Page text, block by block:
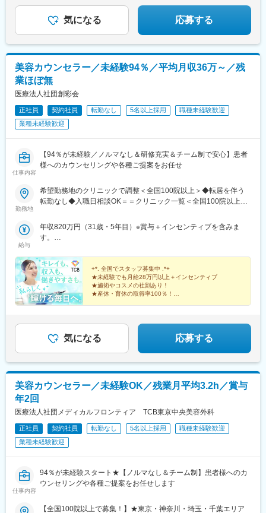
きます。働きながら自身も美しくなることができる環境です！
・あなたの奨学金返済を会社が8割負担してくれます！お給料を自
身の好きなことに使えると社員に好評の制度です！
煙対策】屋内原則禁煙
前駅、江坂駅、心斎橋駅、京都駅、烏丸駅、三ノ宮駅、姫路駅、
近鉄奈良駅、和歌山駅、草津駅(滋賀県)、徳山駅、立町駅、福山
駅、県庁前駅(沖縄県)、新宿西口駅、新宿駅(東京メトロ)、学習院
下駅、東池袋駅、日比谷駅、銀座駅、岩本町駅、立川駅、京王八
王子駅、高輪台駅、奥沢駅、神奈川駅、平沼橋駅、京急川崎駅、
石上駅、新越谷駅、宇都宮駅東口駅、新千葉駅、栄町駅(千葉県)、
船橋駅、札幌駅、仙台駅(地下鉄)、曽根田駅、栄駅(愛知県)、名古
屋駅、西高蔵駅、新豊田駅、新豊橋駅、岐阜駅、新静岡駅、浜松
駅、三島田町駅、市役所前駅(長野県)、金沢駅、あすなろう四日市
阿部野橋駅、四ツ橋駅、七条駅、四条駅(京都市営)、三宮駅(神戸
新交通)、山陽姫路駅、田中口駅、八丁堀駅(広島県)、高松築港
県)、東比恵駅、鹿児島中央駅、水道町駅、五島町駅、旭橋駅、西
早稲田駅、末広町駅(東京都)、立川南駅、高輪ゲートウェイ駅、九
り駅、三島駅、七ツ屋駅、富山駅、福井城址大名町駅、なんば駅
(南海線)、大阪駅、天王寺駅、西大橋駅、五条駅(京都市営)、京都
駅、はりまや橋駅、旦過駅、高見橋駅、熊本城・市役所前駅、長
崎駅(長崎県)、美栄橋駅
気になる 応募する
美容カウンセラー／未経験94％／平均月収36万～／残
業ほぼ無
医療法人社団創彩会
正社員 契約社員 転勤なし 5名以上採用
職種未経験歓迎
業種未経験歓迎
仕事内容
【94％が未経験／ノルマなし＆研修充実＆チーム制で安心】患者
様へのカウンセリングや各種ご提案をお任せ
勤務地
希望勤務地のクリニックで調整＜全国100院以上＞◆転居を伴う
転勤なし◆入職日相談OK＝＝クリニック一覧＜全国100院以上展
岡院、秋田院、山形院、仙台駅前院、福島院、郡山院など【関
東】新宿東口院、池袋駅前院、品川院、秋葉原院、町田院、八王
院、水戸院、つくば院、宇都宮院、高崎院、前橋院など【中部】
名古屋栄院、岐阜院、静岡院、浜松院、三島院、新潟院、金沢
院、福井院、富山院、長野院、松本院、山梨甲府駅前院など【近
畿】大阪駅前院、天王寺院、京都駅前院、奈良院、姫路院、神戸
院、和歌山院、四日市院など【中四国】広島院、福山院、松山
院、高松院、高知院、徳島院、松江院、周南徳山駅ビル院【九
院、鹿児島院、那覇院など※受動喫煙対策あり
給与
年収820万円（31歳・5年目）※賞与＋インセンティブを含みま
す。
す。
+*. 全国でスタッフ募集中 .*+
★未経験でも月給28万円以上＋インセンティブ
★施術やコスメの社割あり！
★産休・育休の取得率100％！
気になる 応募する
美容カウンセラー／未経験OK／残業月平均3.2h／賞与
年2回
医療法人社団メディカルフロンティア TCB東京中央美容外科
正社員 契約社員 転勤なし 5名以上採用
職種未経験歓迎
業種未経験歓迎
仕事内容
94％が未経験スタート★【ノルマなし＆チーム制】患者様へのカ
ウンセリングや各種ご提案をお任せします
【全国100院以上で募集！】★東京・神奈川・埼玉・千葉エリア